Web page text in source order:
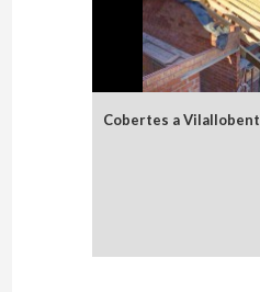
Cobertes a Vilallobent